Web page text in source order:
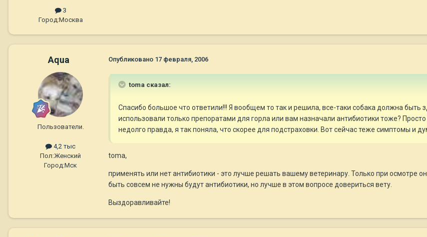
3
Город:Москва
Aqua
Пользователи.
4,2 тыс
Пол:Женский
Город:Мск
Опубликовано 17 февраля, 2006
toma сказал:
Спасибо большое что ответили!!! Я вообщем то так и решила, все-таки собака должна быть
использовали только препоратами для горла или вам назначали антибиотики тоже?
недолго правда, я так поняла, что скорее для подстраховки. Вот сейчас теже симптомы и
toma,
применять или нет антибиотики - это лучше решать вашему ветеринару. Только при осмотре
быть совсем не нужны будут антибиотики, но лучше в этом вопросе довериться вету.
Выздоравливайте!